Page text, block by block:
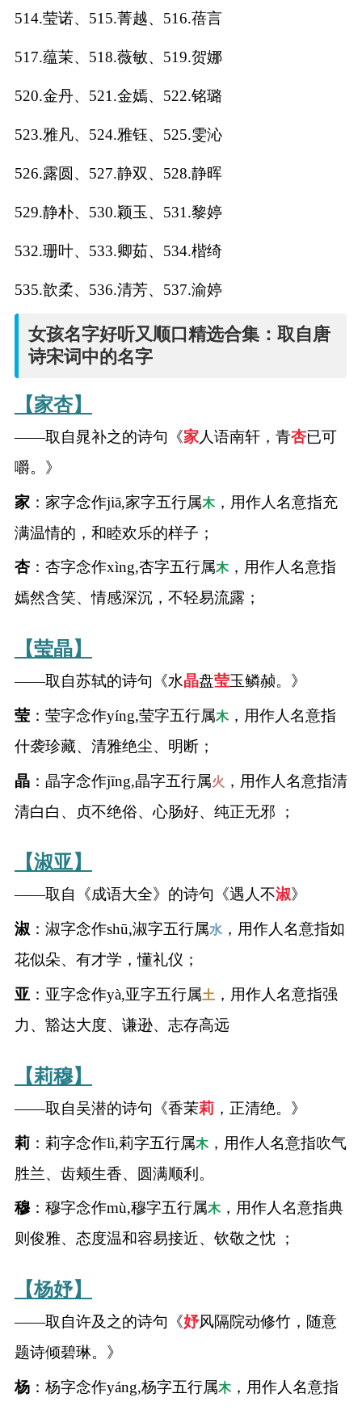
514.莹诺、515.菁越、516.蓓言
517.蕴茉、518.薇敏、519.贺娜
520.金丹、521.金嫣、522.铭璐
523.雅凡、524.雅钰、525.雯沁
526.露圆、527.静双、528.静晖
529.静朴、530.颖玉、531.黎婷
532.珊叶、533.卿茹、534.楷绮
535.歆柔、536.清芳、537.渝婷
女孩名字好听又顺口精选合集：取自唐
诗宋词中的名字
【家杏】
——取自晁补之的诗句《家人语南轩，青杏已可
嚼。》
家：家字念作jiā,家字五行属木，用作人名意指充
满温情的，和睦欢乐的样子；
杏：杏字念作xìng,杏字五行属木，用作人名意指
嫣然含笑、情感深沉，不轻易流露；
【莹晶】
——取自苏轼的诗句《水晶盘莹玉鳞赪。》
莹：莹字念作yíng,莹字五行属木，用作人名意指
什袭珍藏、清雅绝尘、明断；
晶：晶字念作jīng,晶字五行属火 ，用作人名意指清
清白白、贞不绝俗、心肠好、纯正无邪 ；
【淑亚】
——取自《成语大全》的诗句《遇人不淑》
淑：淑字念作shū,淑字五行属水，用作人名意指如
花似朵、有才学，懂礼仪；
亚 ：亚字念作yà,亚字五行属土 ，用作人名意指强
力、豁达大度、谦逊、志存高远
【莉穆】
——取自吴潜的诗句《香茉莉，正清绝。》
莉：莉字念作lì,莉字五行属木，用作人名意指吹气
胜兰、齿颊生香、圆满顺利。
穆：穆字念作mù,穆字五行属木，用作人名意指典
则俊雅、态度温和容易接近、钦敬之忱 ；
【杨妤】
——取自许及之的诗句《妤风隔院动修竹，随意
题诗倾碧琳。》
杨：杨字念作yáng,杨字五行属木，用作人名意指